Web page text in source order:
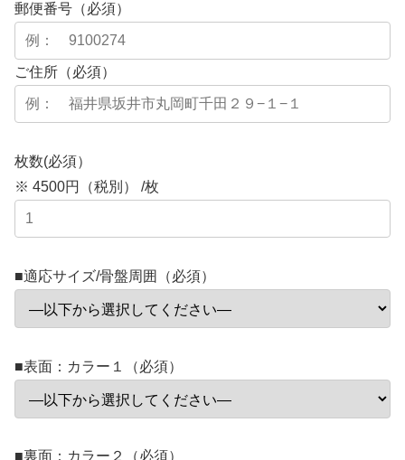
郵便番号（必須）
ご住所（必須）
枚数(必須）
※ 4500円（税別） /枚
■適応サイズ/骨盤周囲（必須）
■表面：カラー１（必須）
■裏面：カラー２（必須）